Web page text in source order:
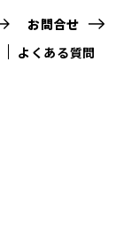
お問合せ
よくある質問